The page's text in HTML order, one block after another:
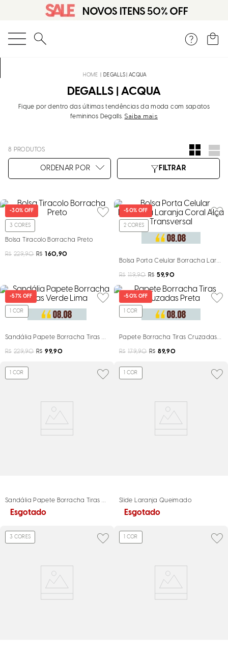
O que você está procurando?
DEGALLS | ACQUA
DEGALLS | ACQUA
Fique por dentro das últimas tendências da moda com sapatos
femininos Degalls. Saiba mais
8 PRODUTOS
-30% OFF
3 CORES
Bolsa Tiracolo Borracha Preto
R$ 229,90 R$ 160,90
-50% OFF
2 CORES
Bolsa Porta Celular Borracha
R$ 119,90 R$ 59,90
-57% OFF
COR
Sandália Papete Borracha Tiras Verde Lima
R$ 229,90 R$ 99,90
-50% OFF
COR
Papete Borracha Tiras Cruzadas
R$ 179,90 R$ 89,90
COR
Sandália Papete Borracha Tiras Off White
Esgotado
COR
Slide Laranja Queimado
Esgotado
3 CORES COR